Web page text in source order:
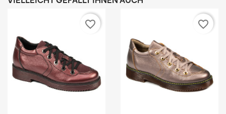
favorite_border favorite_border